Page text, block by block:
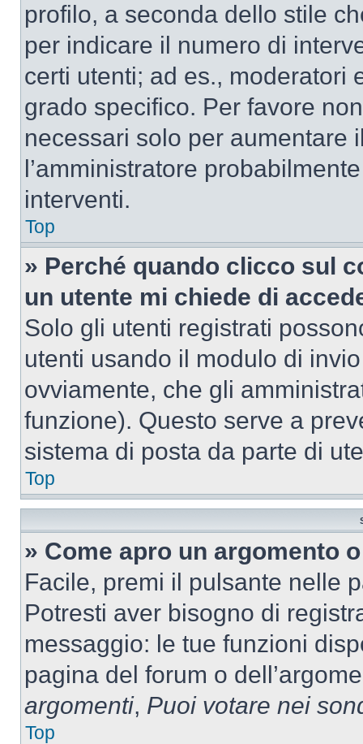
profilo, a seconda dello stile
per indicare il numero di
certi utenti; ad es., moderatori
grado specifico. Per favore
necessari solo per aumentare
l’amministratore
interventi.
Top
» Perché quando clicco sul
un utente mi chiede di
Solo gli utenti registrati
utenti usando il modulo di
ovviamente, che gli
funzione). Questo serve a
sistema di posta da parte di
Top
» Come apro un argomento
Facile, premi il pulsante nelle
Potresti aver bisogno di
messaggio: le tue funzioni
pagina del forum o
argomenti, Puoi votare nei
Top